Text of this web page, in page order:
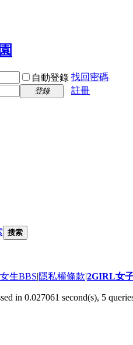
自動登錄 找回密碼
登錄
註冊
搜索
生BBS|隱私權條款|2GIRL女
in 0.027061 second(s), 5